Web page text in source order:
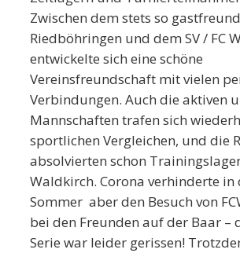
Zwischen dem stets so
Riedböhringen und dem SV / FC
entwickelte sich eine schöne
Vereinsfreundschaft mit vielen
Verbindungen. Auch die aktiven
Mannschaften trafen sich
sportlichen Vergleichen, und die
absolvierten schon
Waldkirch. Corona verhinderte in
Sommer aber den Besuch von
bei den Freunden auf der Baar –
Serie war leider gerissen!